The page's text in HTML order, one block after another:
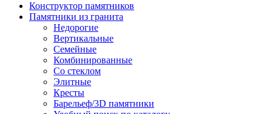
Конструктор памятников
Памятники из гранита
Недорогие
Вертикальные
Семейные
Комбинированные
Со стеклом
Элитные
Кресты
Барельеф/3D памятники